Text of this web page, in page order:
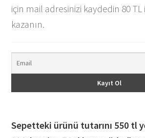
için mail adresinizi kaydedin 80
kazanın.
Sepetteki ürünü tutarını 550 tl